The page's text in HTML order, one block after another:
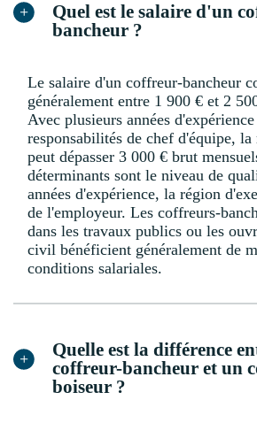
Quel est le salaire d'un
bancheur ?
Le salaire d'un coffreur-bancheur
généralement entre 1 900 € et 2
Avec plusieurs années
responsabilités de chef d'équipe,
peut dépasser 3 000 € brut
déterminants sont le niveau de
années d'expérience, la région
de l'employeur. Les coffreurs-
dans les travaux publics ou les
civil bénéficient généralement de
conditions salariales.
Quelle est la différence
coffreur-bancheur et un
boiseur ?